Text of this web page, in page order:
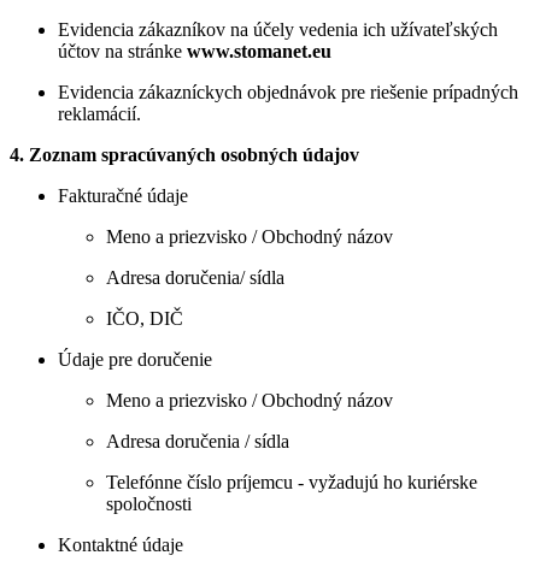
Evidencia zákazníkov na účely vedenia ich užívateľských
účtov na stránke www.stomanet.eu
Evidencia zákazníckych objednávok pre riešenie prípadných
reklamácií.
4. Zoznam spracúvaných osobných údajov
Fakturačné údaje
Meno a priezvisko / Obchodný názov
Adresa doručenia/ sídla
IČO, DIČ
Údaje pre doručenie
Meno a priezvisko / Obchodný názov
Adresa doručenia / sídla
Telefónne číslo príjemcu - vyžadujú ho kuriérske
spoločnosti
Kontaktné údaje